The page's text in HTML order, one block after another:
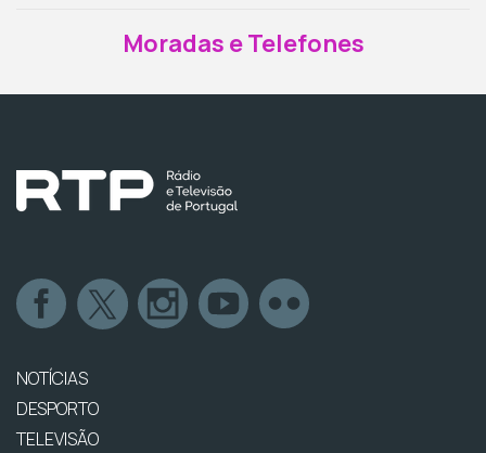
Moradas e Telefones
NOTÍCIAS
DESPORTO
TELEVISÃO